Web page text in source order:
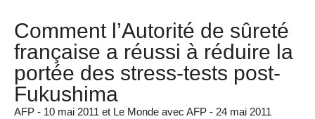
Comment l’Autorité de sûreté
française a réussi à réduire la
portée des stress-tests post-
Fukushima
AFP - 10 mai 2011 et Le Monde avec AFP - 24 mai 2011